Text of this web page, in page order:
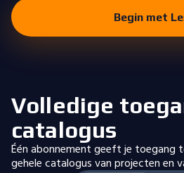
Begin met
Volledige
catalogus
Één abonnement geeft je toegang
gehele catalogus van projecten en